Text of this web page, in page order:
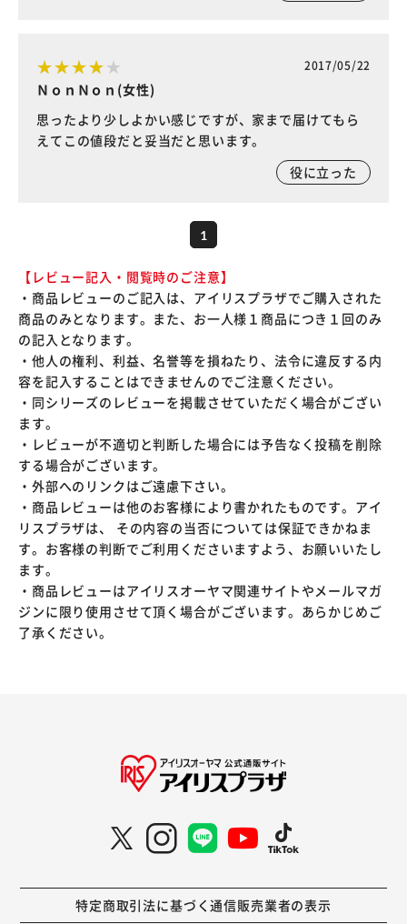
2017/05/22
ＮｏｎＮｏｎ(女性)
思ったより少しよかい感じですが、家まで届けてもら
えてこの値段だと妥当だと思います。
役に立った
1
【レビュー記入・閲覧時のご注意】
・商品レビューのご記入は、アイリスプラザでご購入された
商品のみとなります。また、お一人様１商品につき１回のみ
の記入となります。
・他人の権利、利益、名誉等を損ねたり、法令に違反する内
容を記入することはできませんのでご注意ください。
・同シリーズのレビューを掲載させていただく場合がござい
ます。
・レビューが不適切と判断した場合には予告なく投稿を削除
する場合がございます。
・外部へのリンクはご遠慮下さい。
・商品レビューは他のお客様により書かれたものです。アイ
リスプラザは、 その内容の当否については保証できかねま
す。お客様の判断でご利用くださいますよう、お願いいたし
ます。
・商品レビューはアイリスオーヤマ関連サイトやメールマガ
ジンに限り使用させて頂く場合がございます。あらかじめご
了承ください。
特定商取引法に基づく通信販売業者の表示